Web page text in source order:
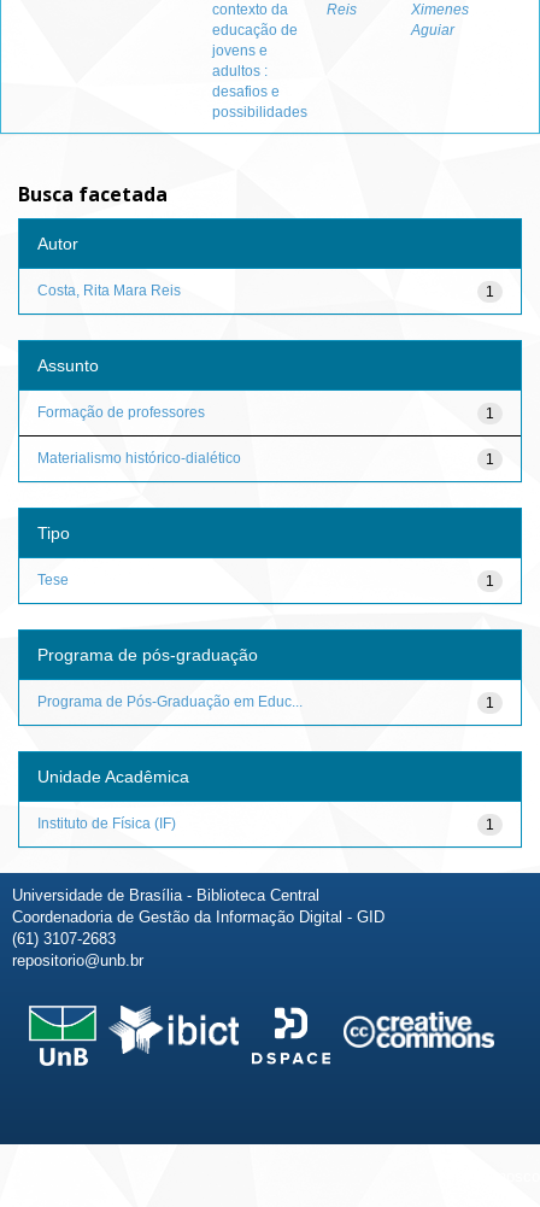
contexto da
educação de
jovens e
adultos :
desafios e
possibilidades
Reis
Ximenes
Aguiar
Busca facetada
Autor
1
Costa, Rita Mara Reis
Assunto
1
Formação de professores
1
Materialismo histórico-dialético
Tipo
1
Tese
Programa de pós-graduação
1
Programa de Pós-Graduação em Educ...
Unidade Acadêmica
1
Instituto de Física (IF)
Universidade de Brasília - Biblioteca Central
Coordenadoria de Gestão da Informação Digital - GID
(61) 3107-2683
repositorio@unb.br